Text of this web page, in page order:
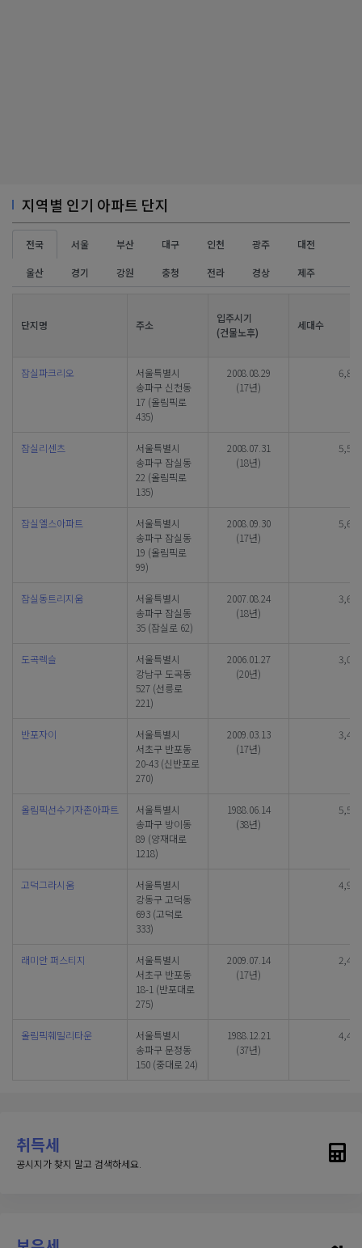
지역별 인기 아파트 단지
전국 서울 부산 대구 인천 광주 대전
울산 경기 강원 충청 전라 경상 제주
단지명 주소
입주시기
(건물노후)
세대수
잠실파크리오
서울특별시
송파구 신천동
17 (올림픽로
435)
2008.08.29
(17년)
6,864
잠실리센츠
서울특별시
송파구 잠실동
22 (올림픽로
135)
2008.07.31
(18년)
5,563
잠실엘스아파트
서울특별시
송파구 잠실동
19 (올림픽로
99)
2008.09.30
(17년)
5,678
잠실동트리지움
서울특별시
송파구 잠실동
35 (잠실로 62)
2007.08.24
(18년)
3,696
도곡렉슬
서울특별시
강남구 도곡동
527 (선릉로
221)
2006.01.27
(20년)
3,002
반포자이
서울특별시
서초구 반포동
20-43 (신반포로
270)
2009.03.13
(17년)
3,410
올림픽선수기자촌아파트
서울특별시
송파구 방이동
89 (양재대로
1218)
1988.06.14
(38년)
5,540
고덕그라시움
서울특별시
강동구 고덕동
693 (고덕로
333)
4,932
래미안 퍼스티지
서울특별시
서초구 반포동
18-1 (반포대로
275)
2009.07.14
(17년)
2,444
올림픽훼밀리타운
서울특별시
송파구 문정동
150 (중대로 24)
1988.12.21
(37년)
4,494
취득세
공시지가 찾지 말고 검색하세요.